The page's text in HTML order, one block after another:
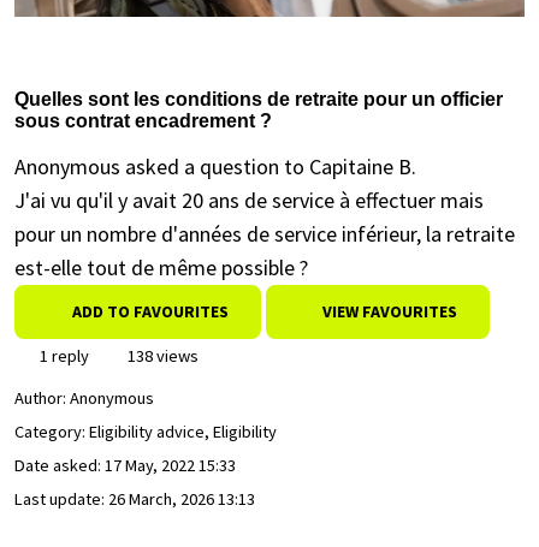
Quelles sont les conditions de retraite pour un officier
sous contrat encadrement ?
Anonymous asked a question to Capitaine B.
J'ai vu qu'il y avait 20 ans de service à effectuer mais
pour un nombre d'années de service inférieur, la retraite
est-elle tout de même possible ?
ADD TO FAVOURITES VIEW FAVOURITES
1 reply
138 views
Author: Anonymous
Category: Eligibility advice, Eligibility
Date asked: 17 May, 2022 15:33
Last update: 26 March, 2026 13:13